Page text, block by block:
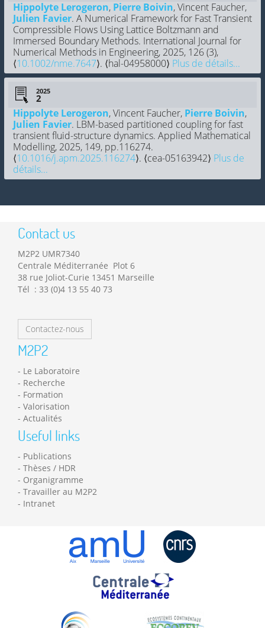
Hippolyte Lerogeron, Pierre Boivin, Vincent Faucher,
Julien Favier. A Numerical Framework for Fast Transient
Compressible Flows Using Lattice Boltzmann and
Immersed Boundary Methods. International Journal for
Numerical Methods in Engineering, 2025, 126 (3),
⟨10.1002/nme.7647⟩. ⟨hal-04958000⟩ Plus de détails...
2025
Hippolyte Lerogeron, Vincent Faucher, Pierre Boivin,
Julien Favier. LBM-based partitioned coupling for fast
transient fluid-structure dynamics. Applied Mathematical
Modelling, 2025, 149, pp.116274.
⟨10.1016/j.apm.2025.116274⟩. ⟨cea-05163942⟩ Plus de
détails...
Contact us
M2P2 UMR7340
Centrale Méditerranée Plot 6
38 rue Joliot-Curie 13451 Marseille
Tél : 33 (0)4 13 55 40 73
Contactez-nous
M2P2
Le Laboratoire
Recherche
Formation
Valorisation
Actualités
Useful links
Publications
Thèses / HDR
Organigramme
Travailler au M2P2
Intranet